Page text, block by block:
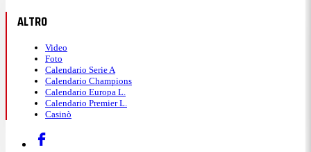
ALTRO
Video
Foto
Calendario Serie A
Calendario Champions
Calendario Europa L.
Calendario Premier L.
Casinò